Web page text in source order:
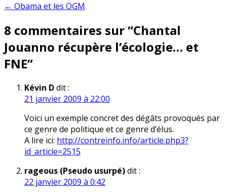
de
l’article
← Obama et les OGM
8 commentaires sur “Chantal
Jouanno récupère l’écologie… et
FNE”
Kévin Ddit :
21 janvier 2009 à 22:00
Voici un exemple concret des dégâts provoqués par
ce genre de politique et ce genre d’élus.
A lire ici: http://contreinfo.info/article.php3?
id_article=2515
rageous (Pseudo usurpé)dit :
22 janvier 2009 à 0:42